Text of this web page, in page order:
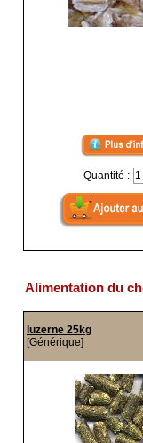
Quantité :
Alimentation du
luzerne 25kg
[Générique]